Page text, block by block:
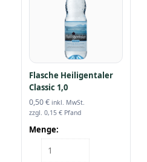
Flasche Heiligentaler
Classic 1,0
0,50€ inkl. MwSt.
zzgl. 0,15 € Pfand
Menge:
Flasche
Heiligentaler